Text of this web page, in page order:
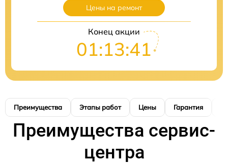
Цены на ремонт
Конец акции
01:13:40
Преимущества Этапы работ Цены Гарантия
Преимущества сервис-
центра